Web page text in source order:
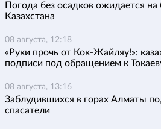
Погода без осадков ожидается на
Казахстана
08 августа, 12:18
«Руки прочь от Кок-Жайляу!»:
подписи под обращением к
08 августа, 13:16
Заблудившихся в горах Алматы
спасатели